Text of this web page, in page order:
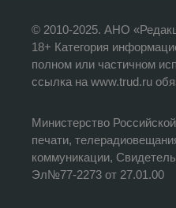
© 2010-2025. АНО
18+ Категория
полном или частичном
ссылка на www.trud.ru
Министерство
печати,
коммуникации,
Эл№77-2273 от 27.01.00